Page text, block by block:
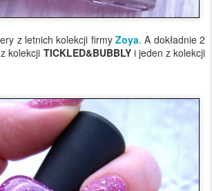
z letnich kolekcji firmy Zoya. A dokładnie 2
kolekcji TICKLED&BUBBLYi jeden z kolekcji